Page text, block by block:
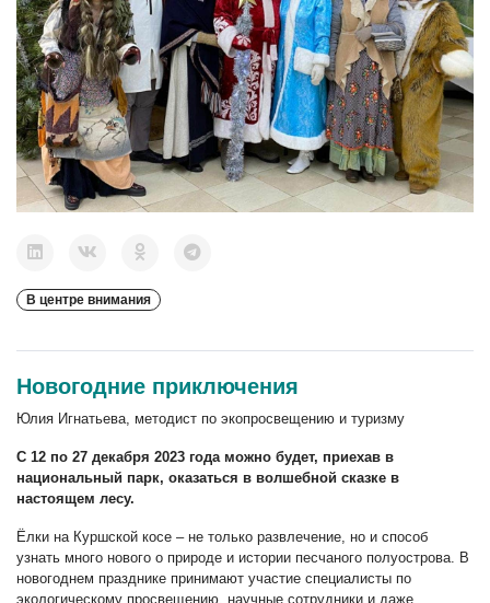
В центре внимания
Новогодние приключения
Юлия Игнатьева, методист по экопросвещению и туризму
С 12 по 27 декабря 2023 года можно будет, приехав в
национальный парк, оказаться в волшебной сказке в
настоящем лесу.
Ёлки на Куршской косе – не только развлечение, но и способ
узнать много нового о природе и истории песчаного полуострова. В
новогоднем празднике принимают участие специалисты по
экологическому просвещению, научные сотрудники и даже